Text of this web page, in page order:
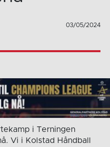
03/05/2024
i Terningen
Vi i Kolstad Håndball